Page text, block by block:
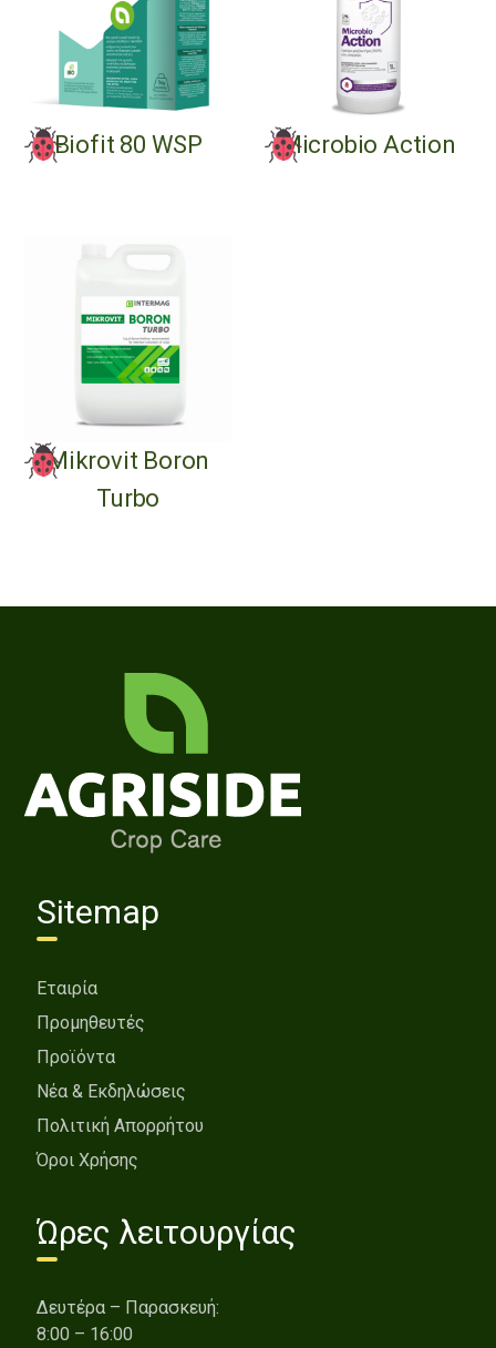
Biofit 80 WSP Microbio Action
Mikrovit Boron
Turbo
Sitemap
Εταιρία
Προμηθευτές
Προϊόντα
Νέα & Εκδηλώσεις
Πολιτική Απορρήτου
Όροι Χρήσης
Ώρες λειτουργίας
Δευτέρα – Παρασκευή:
8:00 – 16:00